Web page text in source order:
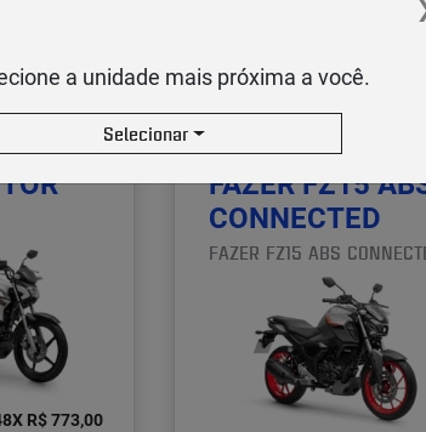
R$ 773,00
FAZER FZ15
CONNECTED
FAZER FZ15 ABS
a unidade mais próxima a você.
Selecionar